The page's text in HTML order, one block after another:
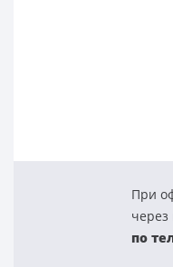
При
через
по